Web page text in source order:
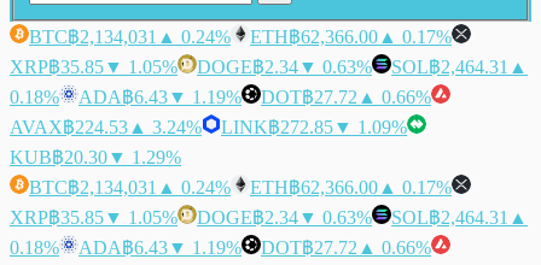
BTC฿2,134,031 ▲ 0.24% ETH฿62,366.00 ▲ 0.17%
XRP฿35.85▼ 1.05% DOGE฿2.34▼ 0.63% SOL฿2,464.31 ▲
0.18%
ADA฿6.43▼ 1.19% DOT฿27.72 ▲ 0.66%
AVAX฿224.53 ▲ 3.24% LINK฿272.85▼ 1.09%
KUB฿20.30▼ 1.29%
BTC฿2,134,031 ▲ 0.24% ETH฿62,366.00 ▲ 0.17%
XRP฿35.85▼ 1.05% DOGE฿2.34▼ 0.63% SOL฿2,464.31 ▲
0.18%
ADA฿6.43▼ 1.19% DOT฿27.72 ▲ 0.66%